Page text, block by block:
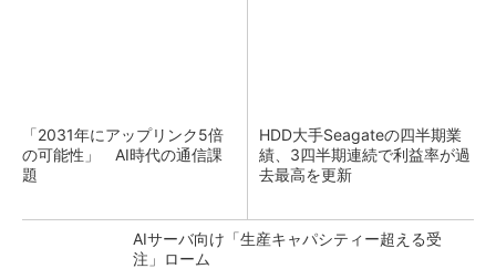
「2031年にアップリンク5倍
の可能性」 AI時代の通信課
題
HDD大手Seagateの四半期業
績、3四半期連続で利益率が過
去最高を更新
AIサーバ向け「生産キャパシティー超える受
注」ローム